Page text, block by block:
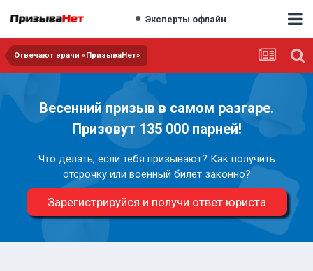
Эксперты офлайн
Отвечают врачи «ПризываНет»
Весенний призыв в самом разгаре.
Призовут 135 000 парней!
Что делать, если тебя призывают? Как получить
отсрочку или военный билет законно?
Зарегистрируйся и получи ответ юриста